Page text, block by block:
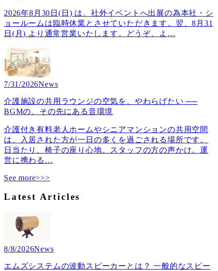
2026年8月30日(日) は、社外イベントへ出展の為本社・シ
ョールームは臨時休業とさせていただきます。翌、8月31
日(月) より通常営業いたします。どうぞ、よ …
7/31/2026News
介護施設の共用ラウンジの空気を、やわらげたい ──
BGMの、その先にある音環境
介護付き有料老人ホームやシニアマンションの共用空間
は、入居された方が一日の多くを過ごされる場所です。
日当たり、椅子の座り心地、スタッフの方の声かけ。運
営に携わる …
See more>>>
Latest Articles
8/8/2026News
エムズシステムの波動スピーカーとは？ 一般的なスピー